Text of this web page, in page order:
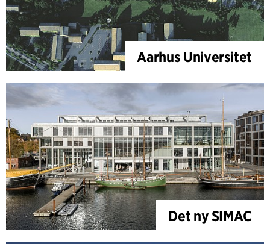
Aarhus Universitet
Det ny SIMAC